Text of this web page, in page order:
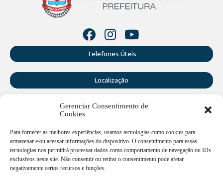
Gerenciar Consentimento de
Cookies
Para fornecer as melhores experiências, usamos tecnologias como cookies para
armazenar e/ou acessar informações do dispositivo. O consentimento para essas
tecnologias nos permitirá processar dados como comportamento de navegação ou IDs
exclusivos neste site. Não consentir ou retirar o consentimento pode afetar
negativamente certos recursos e funções.
Telefones Úteis
Localização
Perguntas Frequentes
Webmail
Rua Doutor Cruz Machado, 205 - Centro - União da Vitória -
PR